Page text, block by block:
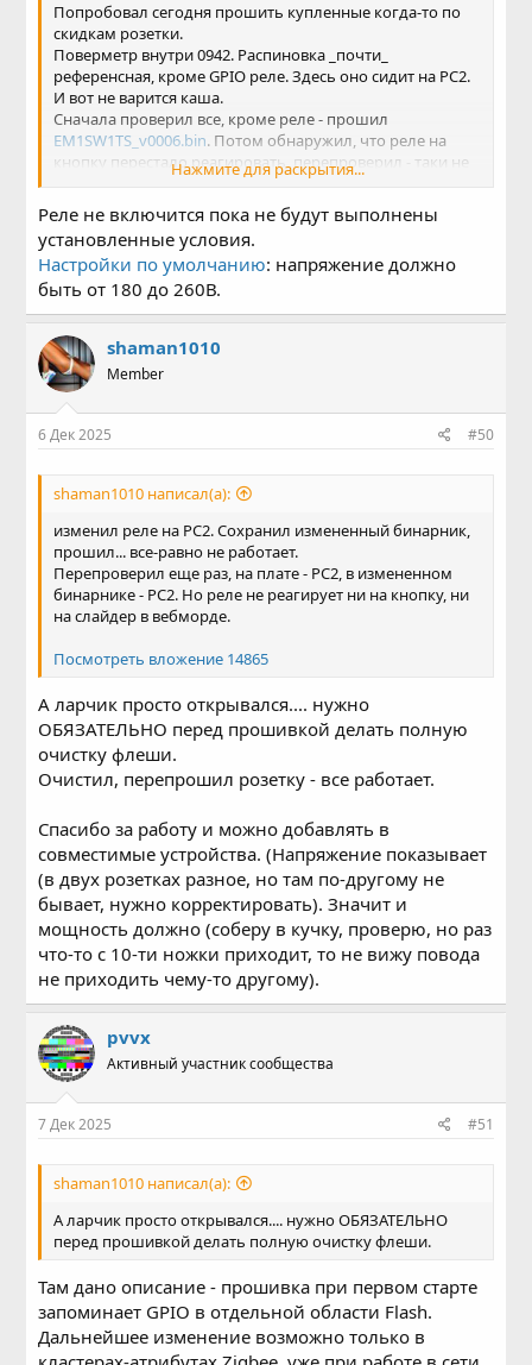
Попробовал сегодня прошить купленные когда-то по
скидкам розетки.
Поверметр внутри 0942. Распиновка _почти_
референсная, кроме GPIO реле. Здесь оно сидит на PC2.
И вот не варится каша.
Сначала проверил все, кроме реле - прошил
EM1SW1TS_v0006.bin. Потом обнаружил, что реле на
кнопку перестало реагировать, перепроверил - таки не
Потом зашел в конфигуратор GPIO, изменил реле на
PC2. Сохранил измененный бинарник, прошил... все-
равно не работает.
Перепроверил еще раз, на плате - PC2, в измененном
бинарнике - PC2. Но реле не реагирует ни на кнопку, ни
на слайдер в вебморде.
Моя ошибка или в конфигураторе?
Посмотреть вложение 14865
14866Посмотреть вложение 14867Посмотреть вложение
14868Посмотреть вложение 14869
Посмотреть вложение
Нажмите для раскрытия...
Реле не включится пока не будут выполнены
установленные условия.
Настройки по умолчанию: напряжение должно
быть от 180 до 260В.
shaman1010
Member
6 Дек 2025 #50
shaman1010 написал(а):
изменил реле на PC2. Сохранил измененный бинарник,
прошил... все-равно не работает.
Перепроверил еще раз, на плате - PC2, в измененном
бинарнике - PC2. Но реле не реагирует ни на кнопку, ни
на слайдер в вебморде.
Посмотреть вложение 14865
А ларчик просто открывался.... нужно
ОБЯЗАТЕЛЬНО перед прошивкой делать полную
очистку флеши.
Очистил, перепрошил розетку - все работает.
Спасибо за работу и можно добавлять в
совместимые устройства. (Напряжение показывает
(в двух розетках разное, но там по-другому не
бывает, нужно корректировать). Значит и
мощность должно (соберу в кучку, проверю, но раз
что-то с 10-ти ножки приходит, то не вижу повода
не приходить чему-то другому).
pvvx
Активный участник сообщества
7 Дек 2025 #51
shaman1010 написал(а):
А ларчик просто открывался.... нужно ОБЯЗАТЕЛЬНО
перед прошивкой делать полную очистку флеши.
Там дано описание - прошивка при первом старте
запоминает GPIO в отдельной области Flash.
Дальнейшее изменение возможно только в